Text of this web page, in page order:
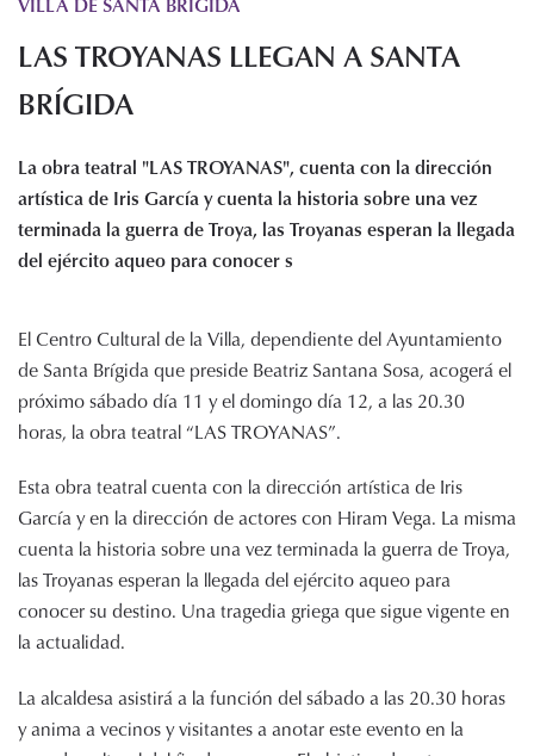
Servicios
Noticias
Enlaces de interés
Documentos
Audiovisuales
Sede electrónica
Contacto
LAS TROYANAS LLEGAN A SANTA
BRÍGIDA
La obra teatral "LAS TROYANAS", cuenta con la dirección
artística de Iris García y cuenta la historia sobre una vez
terminada la guerra de Troya, las Troyanas esperan la llegada
del ejército aqueo para conocer s
El Centro Cultural de la Villa, dependiente del Ayuntamiento
de Santa Brígida que preside Beatriz Santana Sosa, acogerá el
próximo sábado día 11 y el domingo día 12, a las 20.30
horas, la obra teatral “LAS TROYANAS”.
Esta obra teatral cuenta con la dirección artística de Iris
García y en la dirección de actores con Hiram Vega. La misma
cuenta la historia sobre una vez terminada la guerra de Troya,
las Troyanas esperan la llegada del ejército aqueo para
conocer su destino. Una tragedia griega que sigue vigente en
la actualidad.
La alcaldesa asistirá a la función del sábado a las 20.30 horas
y anima a vecinos y visitantes a anotar este evento en la